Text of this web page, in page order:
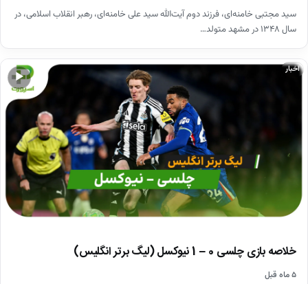
سید مجتبی خامنه‌ای، فرزند دوم آیت‌الله سید علی خامنه‌ای، رهبر انقلاب اسلامی، در
سال ۱۳۴۸ در مشهد متولد…
▶
اخبار
خلاصه بازی چلسی 0 – 1 نیوکسل (لیگ برتر انگلیس)
۵ ماه قبل